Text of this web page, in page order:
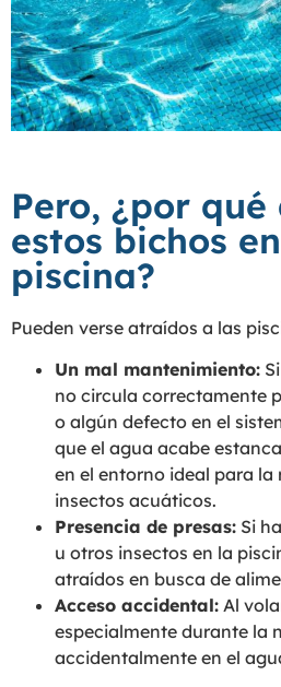
Pero, ¿por
estos bichos
piscina?
Pueden verse atraídos a las
Un mal mantenimiento:
no circula correctamente
o algún defecto en el
que el agua acabe
en el entorno ideal para la
insectos acuáticos.
Presencia de presas: Si
u otros insectos en la
atraídos en busca de
Acceso accidental: Al
especialmente durante la
accidentalmente en el